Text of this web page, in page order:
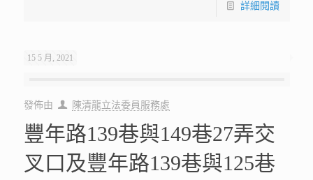
詳細閱讀
15 5 月, 2021
發佈由 陳清龍立法委員服務處
豐年路139巷與149巷27弄交
叉口及豐年路139巷與125巷